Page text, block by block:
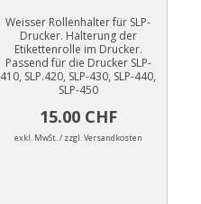
Weisser Rollenhalter für SLP-
Drucker. Halterung der
Etikettenrolle im Drucker.
Passend für die Drucker SLP-
410, SLP.420, SLP-430, SLP-440,
SLP-450
15.00 CHF
exkl. MwSt. / zzgl. Versandkosten